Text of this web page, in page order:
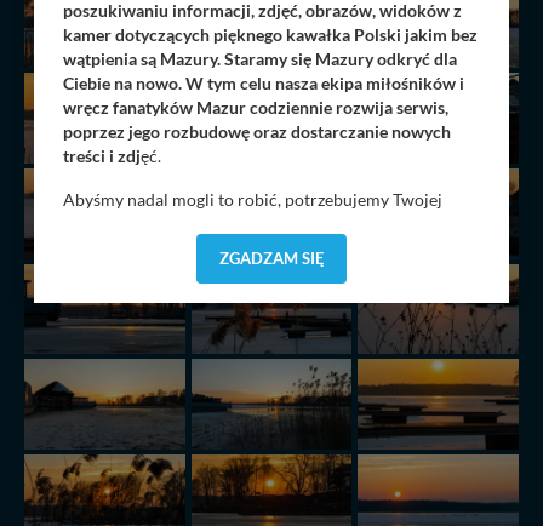
poszukiwaniu informacji, zdjęć, obrazów, widoków z
kamer dotyczących pięknego kawałka Polski jakim bez
wątpienia są Mazury. Staramy się Mazury odkryć dla
Ciebie na nowo. W tym celu nasza ekipa miłośników i
wręcz fanatyków Mazur codziennie rozwija serwis,
poprzez jego rozbudowę oraz dostarczanie nowych
treści i zdjęć.
Abyśmy nadal mogli to robić, potrzebujemy Twojej
dostosować do Twoich preferencji. Twoje dane (w tym
pliki cookies) będą zapisywane w celu usprawnienia
wyszukania, ulubione miejsca, logowania, itp).
Bezpieczeństwo Twoich danych jest dla nas
priorytetowe, bez poinformowania Ciebie nie będziemy
zmieniać zakresu naszych uprawnień. Twoje dane są u
nas bezpieczne, jeśli masz wątpliwości co do naszych
intencji, zawsze możesz wycofać swoją zgodę. Więcej
informacji uzyskach w naszejPolityce Prywatności
Klikając znak X lub przycisk PRZEJDŹ DO SERWISU
wyrażasz zgodę na przetwarzanie Twoich danych.
ZGADZAM SIĘ